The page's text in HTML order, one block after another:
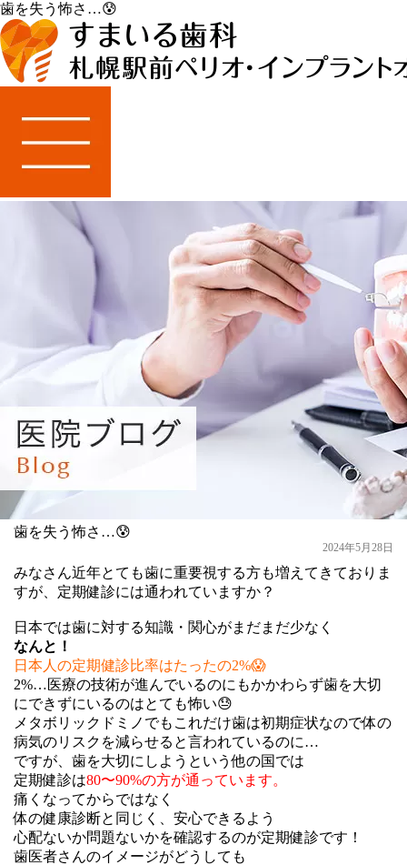
歯を失う怖さ…😰
歯を失う怖さ…😰
2024年5月28日
みなさん近年とても歯に重要視する方も増えてきておりま
すが、定期健診には通われていますか？
日本では歯に対する知識・関心がまだまだ少なく
なんと！
日本人の定期健診比率はたったの2%😱
2%…医療の技術が進んでいるのにもかかわらず歯を大切
にできずにいるのはとても怖い😓
メタボリックドミノでもこれだけ歯は初期症状なので体の
病気のリスクを減らせると言われているのに…
ですが、歯を大切にしようという他の国では
定期健診は80〜90%の方が通っています。
痛くなってからではなく
体の健康診断と同じく、安心できるよう
心配ないか問題ないかを確認するのが定期健診です！
歯医者さんのイメージがどうしても